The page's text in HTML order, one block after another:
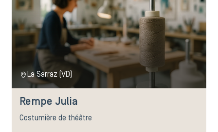
La Sarraz (VD)
Rempe Julia
Costumière de théâtre